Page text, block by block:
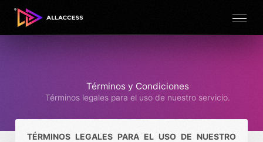
Términos y Condiciones
Términos legales para el uso de nuestro servicio.
TÉRMINOS LEGALES PARA EL USO DE NUESTRO